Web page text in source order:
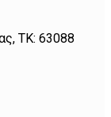
ΤΚ: 63088